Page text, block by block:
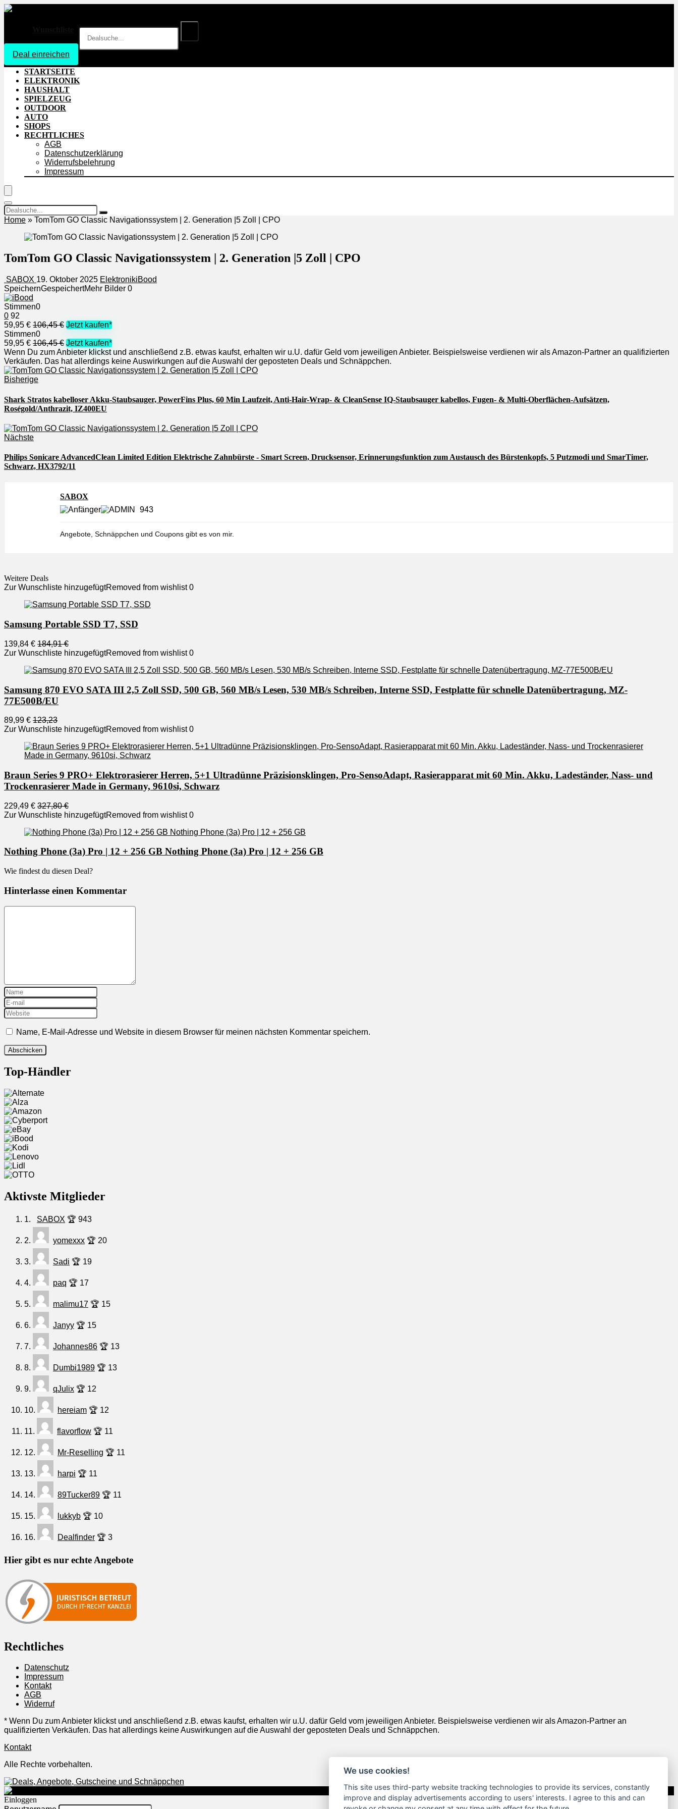
Deal einreichen
STARTSEITE
ELEKTRONIK
HAUSHALT
SPIELZEUG
OUTDOOR
AUTO
SHOPS
RECHTLICHES
AGB
Datenschutzerklärung
Widerrufsbelehrung
Impressum
Home » TomTom GO Classic Navigationssystem | 2. Generation |5 Zoll | CPO
TomTom GO Classic Navigationssystem | 2. Generation |5 Zoll | CPO
SABOX 19. Oktober 2025 ElektronikiBood
SpeichernGespeichertMehr Bilder 0
Stimmen0
0 92
59,95 € 106,45 € Jetzt kaufen*
Stimmen0
59,95 € 106,45 € Jetzt kaufen*
Wenn Du zum Anbieter klickst und anschließend z.B. etwas kaufst, erhalten wir u.U. dafür Geld vom jeweiligen Anbieter. Beispielsweise verdienen wir als Amazon-Partner an qualifizierten
Verkäufen. Das hat allerdings keine Auswirkungen auf die Auswahl der geposteten Deals und Schnäppchen.
Bisherige
Shark Stratos kabelloser Akku-Staubsauger, PowerFins Plus, 60 Min Laufzeit, Anti-Hair-Wrap- & CleanSense IQ-Staubsauger kabellos, Fugen- & Multi-Oberflächen-Aufsätzen,
Roségold/Anthrazit, IZ400EU
Nächste
Philips Sonicare AdvancedClean Limited Edition Elektrische Zahnbürste - Smart Screen, Drucksensor, Erinnerungsfunktion zum Austausch des Bürstenkopfs, 5 Putzmodi und SmarTimer,
Schwarz, HX3792/11
SABOX
943
Angebote, Schnäppchen und Coupons gibt es von mir.
Weitere Deals
Zur Wunschliste hinzugefügtRemoved from wishlist 0
Samsung Portable SSD T7, SSD
139,84 € 184,91 €
Zur Wunschliste hinzugefügtRemoved from wishlist 0
Samsung 870 EVO SATA III 2,5 Zoll SSD, 500 GB, 560 MB/s Lesen, 530 MB/s Schreiben, Interne SSD, Festplatte für schnelle Datenübertragung, MZ-
77E500B/EU
89,99 € 123,23
Zur Wunschliste hinzugefügtRemoved from wishlist 0
Braun Series 9 PRO+ Elektrorasierer Herren, 5+1 Ultradünne Präzisionsklingen, Pro-SensoAdapt, Rasierapparat mit 60 Min. Akku, Ladeständer, Nass- und
Trockenrasierer Made in Germany, 9610si, Schwarz
229,49 € 327,80 €
Zur Wunschliste hinzugefügtRemoved from wishlist 0
Nothing Phone (3a) Pro | 12 + 256 GB Nothing Phone (3a) Pro | 12 + 256 GB
Wie findest du diesen Deal?
Hinterlasse einen Kommentar
Name, E-Mail-Adresse und Website in diesem Browser für meinen nächsten Kommentar speichern.
Top-Händler
Aktivste Mitglieder
1. SABOX 🏆 943
2. yomexxx 🏆 20
3. Sadi 🏆 19
4. paq 🏆 17
5. malimu17 🏆 15
6. Janyy 🏆 15
7. Johannes86 🏆 13
8. Dumbi1989 🏆 13
9. qJulix 🏆 12
10. hereiam 🏆 12
11. flavorflow 🏆 11
12. Mr-Reselling 🏆 11
13. harpi 🏆 11
14. 89Tucker89 🏆 11
15. lukkyb 🏆 10
16. Dealfinder 🏆 3
Hier gibt es nur echte Angebote
Rechtliches
Datenschutz
Impressum
Kontakt
AGB
Widerruf
* Wenn Du zum Anbieter klickst und anschließend z.B. etwas kaufst, erhalten wir u.U. dafür Geld vom jeweiligen Anbieter. Beispielsweise verdienen wir als Amazon-Partner an
qualifizierten Verkäufen. Das hat allerdings keine Auswirkungen auf die Auswahl der geposteten Deals und Schnäppchen.
Kontakt
Alle Rechte vorbehalten.
We use cookies!
This site uses third-party website tracking technologies to provide its services, constantly
improve and display advertisements according to users' interests. I agree to this and can
Einloggen